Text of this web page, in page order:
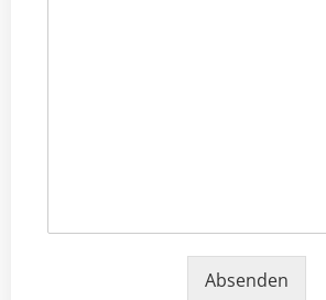
Absenden